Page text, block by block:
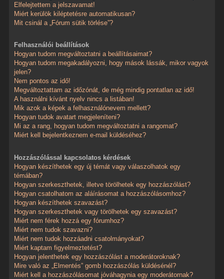
Elfelejtettem a jelszavamat!
Miért kerülök kiléptetésre automatikusan?
Mit csinál a „Fórum sütik törlése”?
Felhasználói beállítások
Hogyan tudom megváltoztatni a beállításaimat?
Hogyan tudom megakadályozni, hogy mások lássák, mikor vagyok
jelen?
Nem pontos az idő!
Megváltoztattam az időzónát, de még mindig pontatlan az idő!
A használni kívánt nyelv nincs a listában!
Mik azok a képek a felhasználónevem mellett?
Hogyan tudok avatart megjeleníteni?
Mi az a rang, hogyan tudom megváltoztatni a rangomat?
Miért kell bejelentkeznem e-mail küldéséhez?
Hozzászólással kapcsolatos kérdések
Hogyan készíthetek egy új témát vagy válaszolhatok egy
témában?
Hogyan szerkeszthetek, illetve törölhetek egy hozzászólást?
Hogyan csatolhatom az aláírásomat a hozzászólásomhoz?
Hogyan készíthetek szavazást?
Hogyan szerkeszthetek vagy törölhetek egy szavazást?
Miért nem férek hozzá egy fórumhoz?
Miért nem tudok szavazni?
Miért nem tudok hozzáadni csatolmányokat?
Miért kaptam figyelmeztetést?
Hogyan jelenthetek egy hozzászólást a moderátoroknak?
Mire való az „Elmentés” gomb hozzászólás küldésénél?
Miért kell a hozzászólásomat jóváhagynia egy moderátornak?